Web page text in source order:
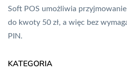
Soft POS umożliwia
do kwoty 50 zł, a więc bez
PIN.
KATEGORIA